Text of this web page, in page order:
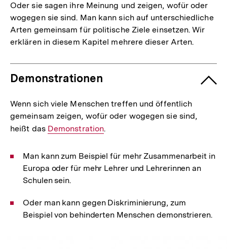
Oder sie sagen ihre Meinung und zeigen, wofür oder
wogegen sie sind. Man kann sich auf unterschiedliche
Arten gemeinsam für politische Ziele einsetzen. Wir
erklären in diesem Kapitel mehrere dieser Arten.
Demonstrationen
Wenn sich viele Menschen treffen und öffentlich
gemeinsam zeigen, wofür oder wogegen sie sind,
heißt das Interner
Demonstration.
Man kann zum Beispiel für mehr Zusammenarbeit in
Europa oder für mehr Lehrer und Lehrerinnen an
Schulen sein.
Oder man kann gegen Diskriminierung, zum
Beispiel von behinderten Menschen demonstrieren.